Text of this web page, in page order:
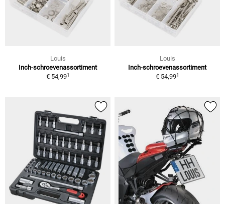
Louis
Inch-schroevenassortiment
€ 54,991
Louis
Inch-schroevenassortiment
€ 54,991